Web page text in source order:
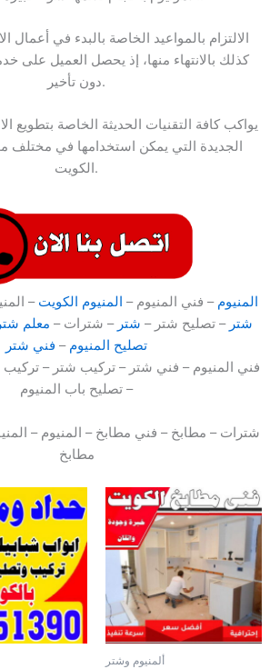
الالتزام بالمواعيد الخاصة بالبدء في أعمال
كذلك بالانتهاء منها، إذ يحصل العميل على
دون تأخير.
يواكب كافة التقنيات الحديثة الخاصة بتطويع
الجديدة التي يمكن استخدامها في
الكويت.
المنيوم – فني المنيوم – المنيوم الكويت –
شتر – تصليح شتر – شتر – شترات – معلم شتر
تصليح المنيوم – فني شتر
فني المنيوم – فني شتر – تركيب شتر –
– تصليح باب المنيوم
شترات – مطابخ – فني مطابخ – المنيوم –
مطابخ
ألمنيوم وشتر